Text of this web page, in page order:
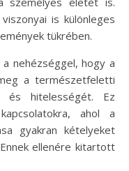
is különleges
tükrében.
nehézséggel, hogy a
a természetfeletti
és hitelességét. Ez
ahol a
gyakran kételyeket
ellenére kitartott